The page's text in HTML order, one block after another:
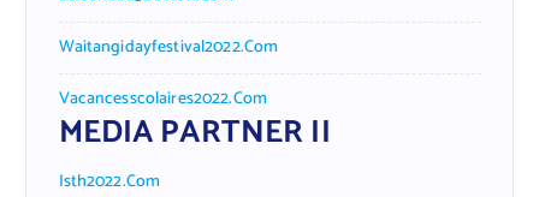
Waitangidayfestival2022.com
Vacancesscolaires2022.com
MEDIA PARTNER II
Isth2022.com